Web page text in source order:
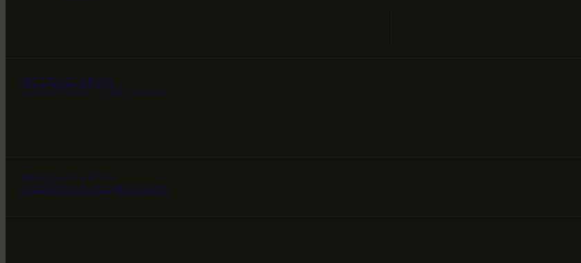
ЗВЕЗДНЫЕ ВРАТА
НАШ МИР ВЧЕРА СЕГОДНЯ И ЗАВТРА
ЗВЕЗДНЫЕ ВРАТА
НАШ МИР ВЧЕРА СЕГОДНЯ И ЗАВТРА